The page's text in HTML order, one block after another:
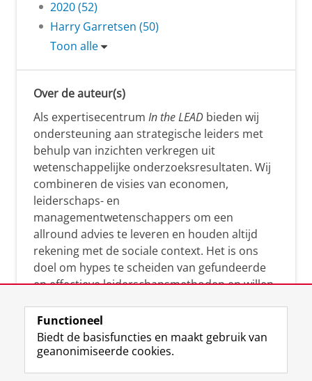
2020 (52)
Harry Garretsen (50)
Toon alle
Over de auteur(s)
Als expertisecentrum In the LEAD bieden wij
ondersteuning aan strategische leiders met
behulp van inzichten verkregen uit
wetenschappelijke onderzoeksresultaten. Wij
combineren de visies van economen,
leiderschaps- en
managementwetenschappers om een
allround advies te leveren en houden altijd
rekening met de sociale context. Het is ons
doel om hypes te scheiden van gefundeerde
en effectieve leiderschapsmethoden en willen
manier te reageren op economische en
maatschappelijke kwesties. Samen tillen wij
het leiderschap in uw organisatie naar een
Functioneel
Biedt de basisfuncties en maakt gebruik van
geanonimiseerde cookies.